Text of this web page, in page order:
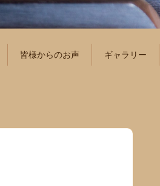
皆様からのお声 ギャラリー